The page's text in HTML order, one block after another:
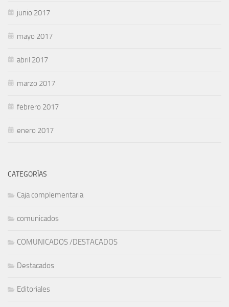
junio 2017
mayo 2017
abril 2017
marzo 2017
febrero 2017
enero 2017
CATEGORÍAS
Caja complementaria
comunicados
COMUNICADOS /DESTACADOS
Destacados
Editoriales